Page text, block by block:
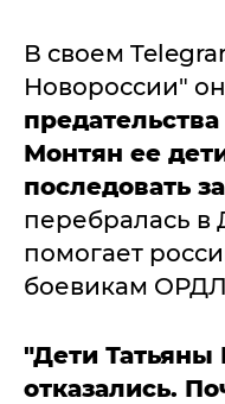
В своем
Новороссии"
Монтян ее
последовать
перебралась в
помогает
боевикам
"Дети Татьяны
отказались.